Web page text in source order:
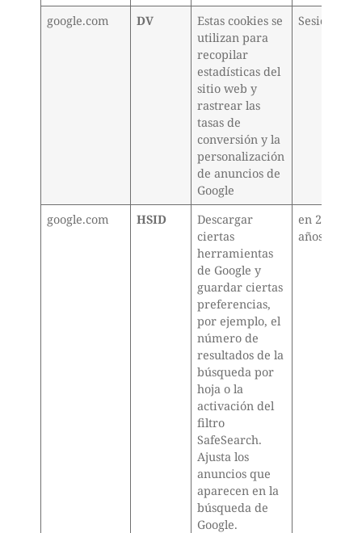
google.com DV
Estas cookies se
utilizan para
recopilar
estadísticas del
sitio web y
rastrear las
tasas de
conversión y la
personalización
de anuncios de
Google
Sesión
google.com HSID
Descargar
ciertas
herramientas
de Google y
guardar ciertas
preferencias,
por ejemplo, el
número de
resultados de la
búsqueda por
hoja o la
activación del
filtro
SafeSearch.
Ajusta los
anuncios que
aparecen en la
búsqueda de
Google.
en 2
años